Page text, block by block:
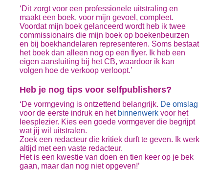
‘Dit zorgt voor een professionele uitstraling en
maakt een boek, voor mijn gevoel, compleet.
Voordat mijn boek gelanceerd wordt heb ik twee
commissionairs die mijn boek op boekenbeurzen
en bij boekhandelaren representeren. Soms bestaat
het boek dan alleen nog op een flyer. Ik heb een
eigen aansluiting bij het CB, waardoor ik kan
volgen hoe de verkoop verloopt.’
Heb je nog tips voor selfpublishers?
‘De vormgeving is ontzettend belangrijk. De omslag
voor de eerste indruk en het binnenwerk voor het
leesplezier. Kies een goede vormgever die begrijpt
wat jij wil uitstralen.
Zoek een redacteur die kritiek durft te geven. Ik werk
altijd met een vaste redacteur.
Het is een kwestie van doen en tien keer op je bek
gaan, maar dan nog niet opgeven!’